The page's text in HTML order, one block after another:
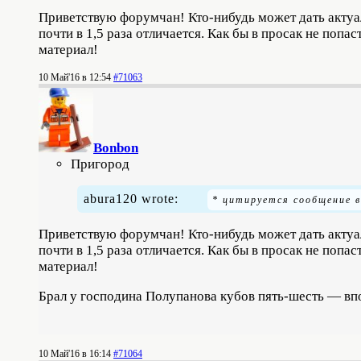
Приветствую форумчан! Кто-нибудь может дать
почти в 1,5 раза отличается. Как бы в просак не
материал!
10 Май'16 в 12:54 #71063
Bonbon
Пригород
abura120 wrote:
Приветствую форумчан! Кто-нибудь может дать
почти в 1,5 раза отличается. Как бы в просак не
материал!
Брал у господина Полупанова кубов пять-шесть —
10 Май'16 в 16:14 #71064